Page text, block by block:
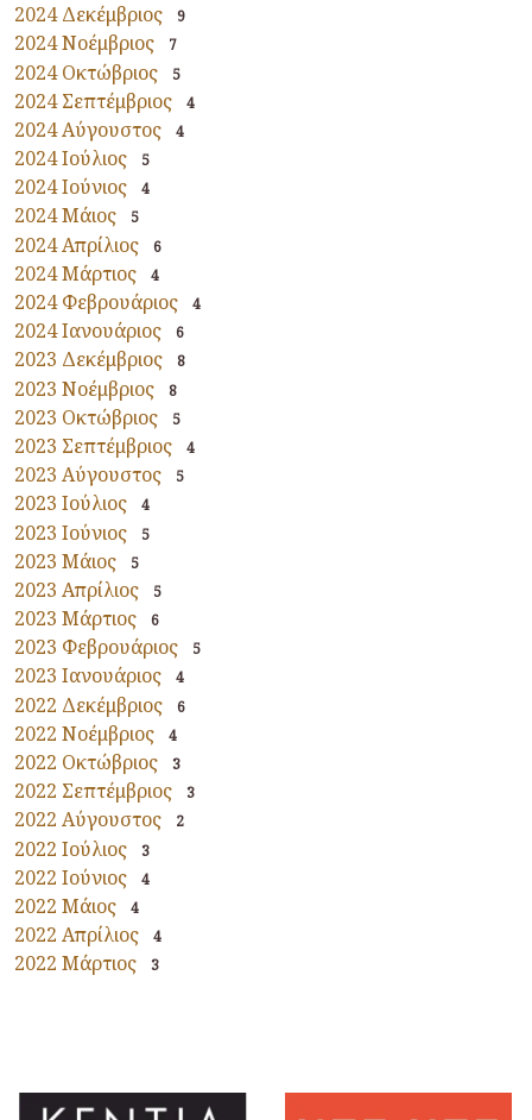
2024 Δεκέμβριος 9
2024 Νοέμβριος 7
2024 Οκτώβριος 5
2024 Σεπτέμβριος 4
2024 Αύγουστος 4
2024 Ιούλιος 5
2024 Ιούνιος 4
2024 Μάιος 5
2024 Απρίλιος 6
2024 Μάρτιος 4
2024 Φεβρουάριος 4
2024 Ιανουάριος 6
2023 Δεκέμβριος 8
2023 Νοέμβριος 8
2023 Οκτώβριος 5
2023 Σεπτέμβριος 4
2023 Αύγουστος 5
2023 Ιούλιος 4
2023 Ιούνιος 5
2023 Μάιος 5
2023 Απρίλιος 5
2023 Μάρτιος 6
2023 Φεβρουάριος 5
2023 Ιανουάριος 4
2022 Δεκέμβριος 6
2022 Νοέμβριος 4
2022 Οκτώβριος 3
2022 Σεπτέμβριος 3
2022 Αύγουστος 2
2022 Ιούλιος 3
2022 Ιούνιος 4
2022 Μάιος 4
2022 Απρίλιος 4
2022 Μάρτιος 3